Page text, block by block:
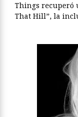
Things recuperó
That Hill”, la